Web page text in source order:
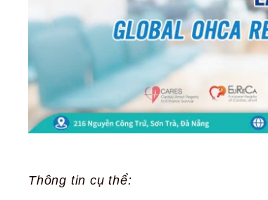
Thông tin cụ thể: